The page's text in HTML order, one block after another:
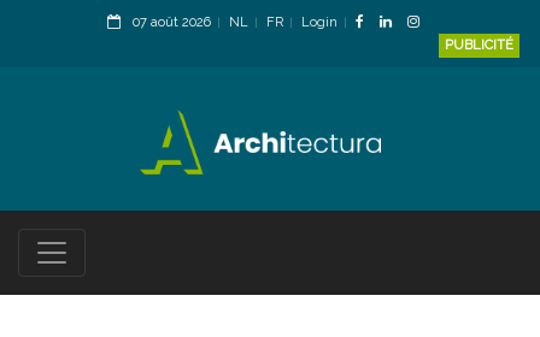
07 août 2026 NL FR
Login
PUBLICITÉ